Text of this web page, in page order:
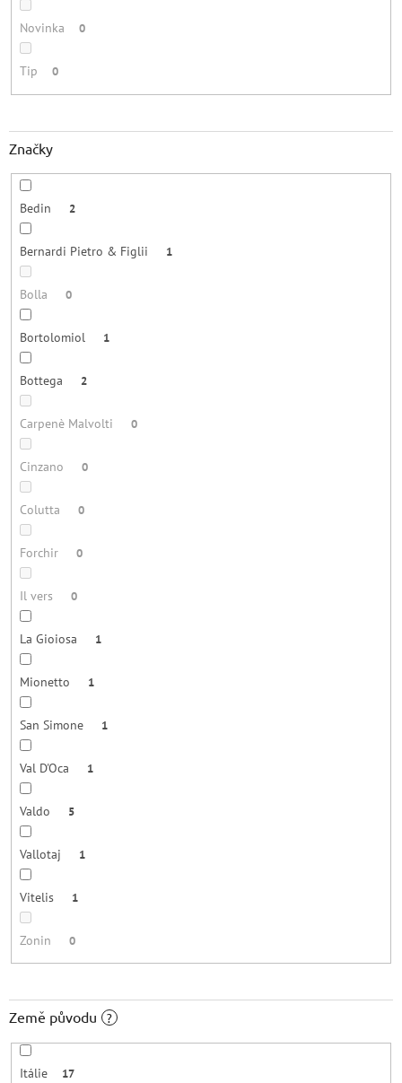
Novinka 0
Tip 0
Značky
Bedin 2
Bernardi Pietro & Figlii 1
Bolla 0
Bortolomiol 1
Bottega 2
Carpenè Malvolti 0
Cinzano 0
Colutta 0
Forchir 0
Il vers 0
La Gioiosa 1
Mionetto 1
San Simone 1
Val D'Oca 1
Valdo 5
Vallotaj 1
Vitelis 1
Zonin 0
Země původu ?
Itálie 17